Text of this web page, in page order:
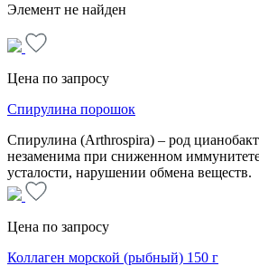
Элемент не найден
Цена по запросу
Спирулина порошок
Спирулина (Arthrospira) – род
незаменима при сниженном
усталости, нарушении обмена веществ.
Цена по запросу
Коллаген морской (рыбный) 150 г